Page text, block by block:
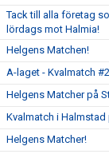
Tack till alla företag
lördags mot Halmia!
Helgens Matchen!
A-laget - Kvalmatch
Helgens Matcher på
Kvalmatch i
Helgens Matcher!